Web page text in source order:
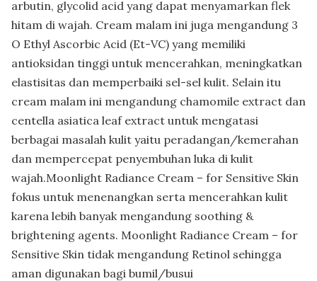
arbutin, glycolid acid yang dapat menyamarkan flek
hitam di wajah. Cream malam ini juga mengandung 3
O Ethyl Ascorbic Acid (Et-VC) yang memiliki
antioksidan tinggi untuk mencerahkan, meningkatkan
elastisitas dan memperbaiki sel-sel kulit. Selain itu
cream malam ini mengandung chamomile extract dan
centella asiatica leaf extract untuk mengatasi
berbagai masalah kulit yaitu peradangan/kemerahan
dan mempercepat penyembuhan luka di kulit
wajah.Moonlight Radiance Cream – for Sensitive Skin
fokus untuk menenangkan serta mencerahkan kulit
karena lebih banyak mengandung soothing &
brightening agents. Moonlight Radiance Cream – for
Sensitive Skin tidak mengandung Retinol sehingga
aman digunakan bagi bumil/busui